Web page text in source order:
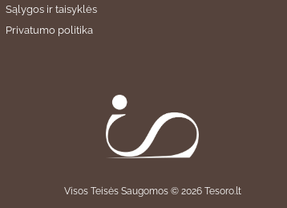
Sąlygos ir taisyklės
Privatumo politika
Visos Teisės Saugomos © 2026 Tesoro.lt